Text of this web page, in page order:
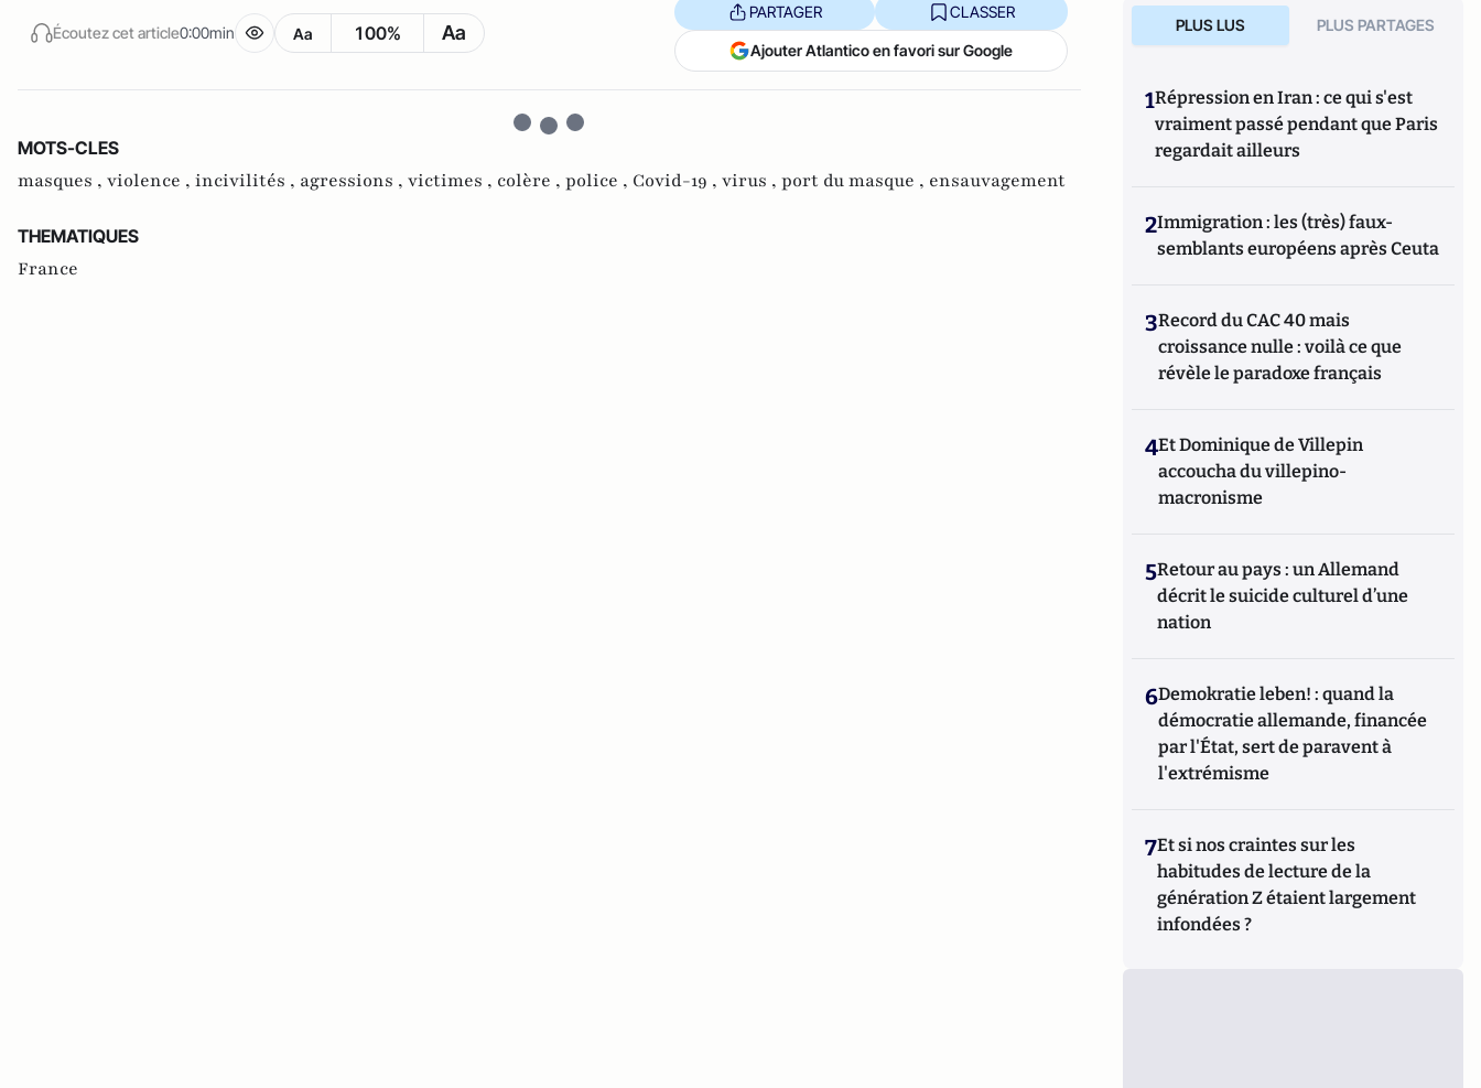
Écoutez cet article0:00min Aa 100% Aa
PARTAGER CLASSER
Ajouter Atlantico en favori sur Google
MOTS-CLES
masques , violence , incivilités , agressions , victimes , colère , police , Covid-19 , virus , port du masque , ensauvagement
THEMATIQUES
France
PLUS LUS PLUS PARTAGES
1Répression en Iran : ce qui s'est
vraiment passé pendant que Paris
regardait ailleurs
2Immigration : les (très) faux-
semblants européens après Ceuta
3Record du CAC 40 mais
croissance nulle : voilà ce que
révèle le paradoxe français
4Et Dominique de Villepin
accoucha du villepino-
macronisme
5Retour au pays : un Allemand
décrit le suicide culturel d’une
nation
6Demokratie leben! : quand la
démocratie allemande, financée
par l'État, sert de paravent à
l'extrémisme
7Et si nos craintes sur les
habitudes de lecture de la
génération Z étaient largement
infondées ?